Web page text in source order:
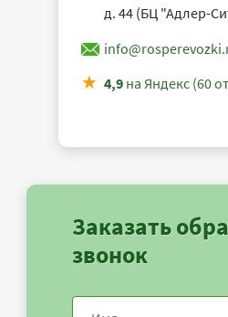
д. 44 (БЦ "Адлер-
4,9на Яндекс (60
Заказать
звонок